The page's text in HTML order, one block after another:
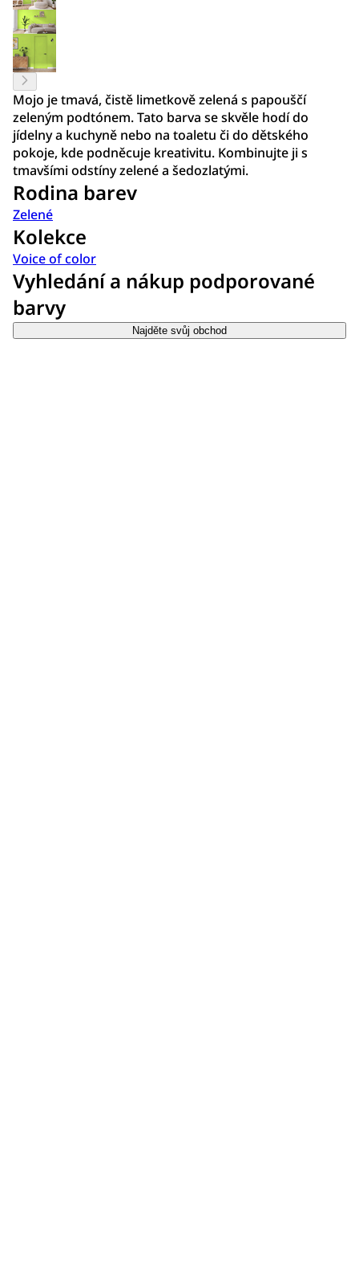
Mojo je tmavá, čistě limetkově zelená s papouščí
zeleným podtónem. Tato barva se skvěle hodí do
jídelny a kuchyně nebo na toaletu či do dětského
pokoje, kde podněcuje kreativitu. Kombinujte ji s
tmavšími odstíny zelené a šedozlatými.
Rodina barev
Zelené
Kolekce
Voice of color
Vyhledání a nákup podporované
barvy
Najděte svůj obchod